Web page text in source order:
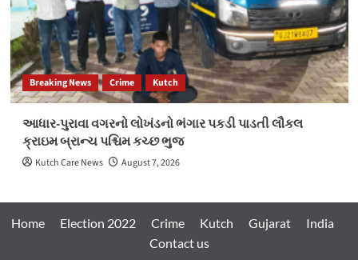
Breaking News Crime Kutch
આધાર-પુરાવા વગરનો લોખંડનો ભંગાર પકડી પાડતી લૌકલ
ક્રાઇમ બ્રાન્ચ પશ્ચિમ કચ્છ ભુજ
Kutch Care News August 7, 2026
Home Election 2022 Crime Kutch Gujarat
India
Contact us